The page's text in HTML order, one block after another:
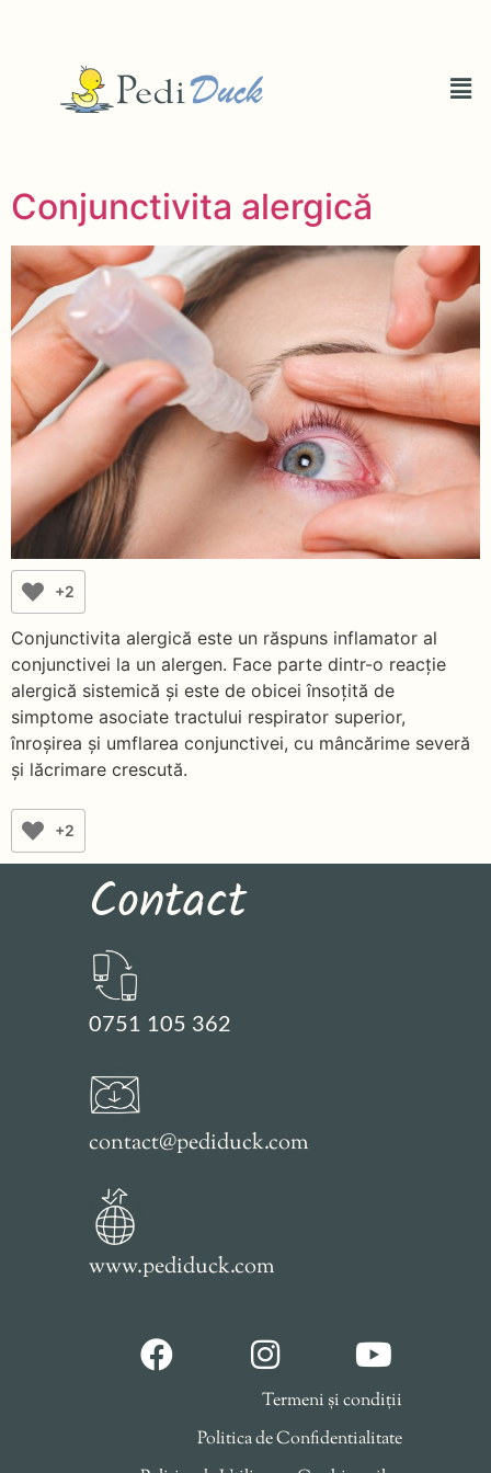
Conjunctivita alergică
+2
Conjunctivita alergică este un răspuns inflamator al
conjunctivei la un alergen. Face parte dintr-o reacție
alergică sistemică și este de obicei însoțită de
simptome asociate tractului respirator superior,
înroșirea și umflarea conjunctivei, cu mâncărime severă
și lăcrimare crescută.
+2
Contact
0751 105 362
contact@pediduck.com
www.pediduck.com
Termeni și condiții
Politica de Confidentialitate